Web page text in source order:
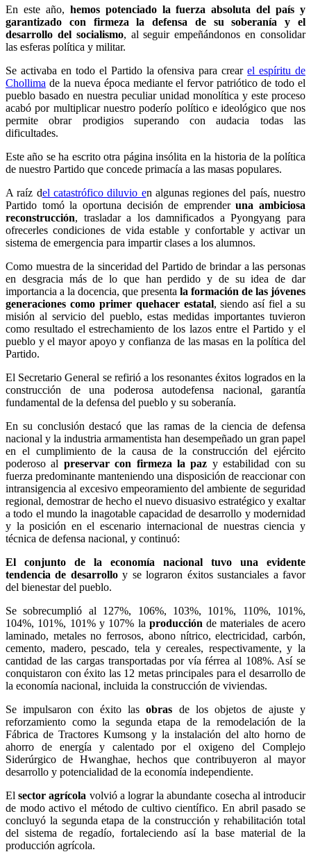
En este año, hemos potenciado la fuerza absoluta del país y
garantizado con firmeza la defensa de su soberanía y el
desarrollo del socialismo, al seguir empeñándonos en consolidar
las esferas política y militar.
Se activaba en todo el Partido la ofensiva para crearel espíritu de
Chollima de la nueva época mediante el fervor patriótico de todo el
pueblo basado en nuestra peculiar unidad monolítica y este proceso
acabó por multiplicar nuestro poderío político e ideológico que nos
permite obrar prodigios superando con audacia todas las
dificultades.
Este año se ha escrito otra página insólita en la historia de la política
de nuestro Partido que concede primacía a las masas populares.
A raíz del catastrófico diluvio en algunas regiones del país, nuestro
Partido tomó la oportuna decisión de emprenderuna ambiciosa
reconstrucción, trasladar a los damnificados a Pyongyang para
ofrecerles condiciones de vida estable y confortable y activar un
sistema de emergencia para impartir clases a los alumnos.
Como muestra de la sinceridad del Partido de brindar a las personas
en desgracia más de lo que han perdido y de su idea de dar
importancia a la docencia, que presenta la formación de las jóvenes
generaciones como primer quehacer estatal, siendo así fiel a su
misión al servicio del pueblo, estas medidas importantes tuvieron
como resultado el estrechamiento de los lazos entre el Partido y el
pueblo y el mayor apoyo y confianza de las masas en la política del
Partido.
El Secretario General se refirió a los resonantes éxitos logrados en la
construcción de una poderosa autodefensa nacional, garantía
fundamental de la defensa del pueblo y su soberanía.
En su conclusión destacó que las ramas de la ciencia de defensa
nacional y la industria armamentista han desempeñado un gran papel
en el cumplimiento de la causa de la construcción del ejército
poderoso al preservar con firmeza la paz y estabilidad con su
fuerza predominante manteniendo una disposición de reaccionar con
intransigencia al excesivo empeoramiento del ambiente de seguridad
regional, demostrar de hecho el nuevo disuasivo estratégico y exaltar
a todo el mundo la inagotable capacidad de desarrollo y modernidad
y la posición en el escenario internacional de nuestras ciencia y
técnica de defensa nacional, y continuó:
El conjunto de la economía nacional tuvo una evidente
tendencia de desarrolloy se lograron éxitos sustanciales a favor
del bienestar del pueblo.
Se sobrecumplió al 127%, 106%, 103%, 101%, 110%, 101%,
104%, 101%, 101% y 107% la producción de materiales de acero
laminado, metales no ferrosos, abono nítrico, electricidad, carbón,
cemento, madero, pescado, tela y cereales, respectivamente, y la
cantidad de las cargas transportadas por vía férrea al 108%. Así se
conquistaron con éxito las 12 metas principales para el desarrollo de
la economía nacional, incluida la construcción de viviendas.
Se impulsaron con éxito lasobras de los objetos de ajuste y
reforzamiento como la segunda etapa de la remodelación de la
Fábrica de Tractores Kumsong y la instalación del alto horno de
ahorro de energía y calentado por el oxigeno del Complejo
Siderúrgico de Hwanghae, hechos que contribuyeron al mayor
desarrollo y potencialidad de la economía independiente.
Elsector agrícola volvió a lograr la abundante cosecha al introducir
de modo activo el método de cultivo científico. En abril pasado se
concluyó la segunda etapa de la construcción y rehabilitación total
del sistema de regadío, fortaleciendo así la base material de la
producción agrícola.